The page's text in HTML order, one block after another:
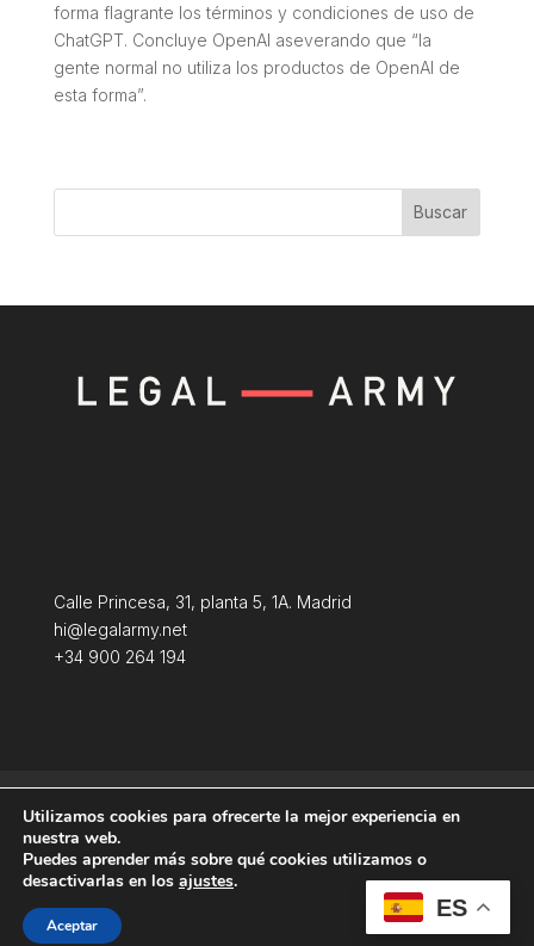
forma flagrante los términos y condiciones de uso de
ChatGPT. Concluye OpenAI aseverando que “la
gente normal no utiliza los productos de OpenAI de
esta forma”.
Buscar
Calle Princesa, 31, planta 5, 1A. Madrid
hi@legalarmy.net
+34 900 264 194
Terminos y condiciones
Política de Cookies
Producida por Tempus Fugit Studio
ES
Utilizamos cookies para ofrecerte la mejor experiencia en
nuestra web.
Puedes aprender más sobre qué cookies utilizamos o
desactivarlas en los ajustes.
Aceptar